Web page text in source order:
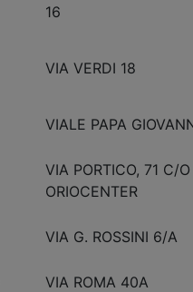
16
VIA
VIALE PAPA
VIA PORTICO, 71 C/
ORIOCENTER
VIA G. ROSSINI 6/A
VIA ROMA 40A